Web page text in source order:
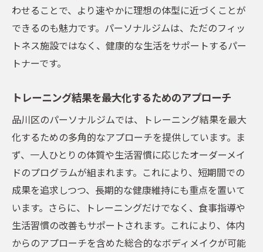
わせることで、より速やかに理想の体型に近づくことが
できるのも魅力です。パーソナルジムは、ただのフィッ
トネス施設ではなく、健康的な生活をサポートするパー
トナーです。
トレーニング結果を最大化するためのアプローチ
品川区のパーソナルジムでは、トレーニング結果を最大
化するための多角的なアプローチを提供しています。ま
ず、一人ひとりの体質や生活習慣に応じたオーダーメイ
ドのプログラムが組まれます。これにより、短期間での
成果を追求しつつ、長期的な健康維持にも重点を置いて
います。さらに、トレーニングだけでなく、食事指導や
生活習慣の改善もサポートされます。これにより、体内
からのアプローチを含めた総合的なボディメイクが可能